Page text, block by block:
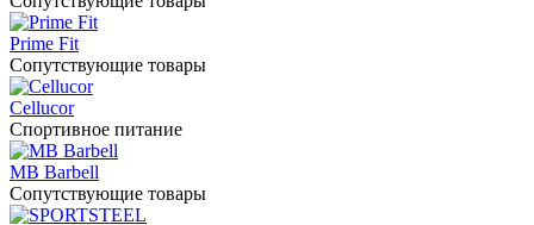
Prime Fit
Сопутствующие товары
Cellucor
Спортивное питание
MB Barbell
Сопутствующие товары